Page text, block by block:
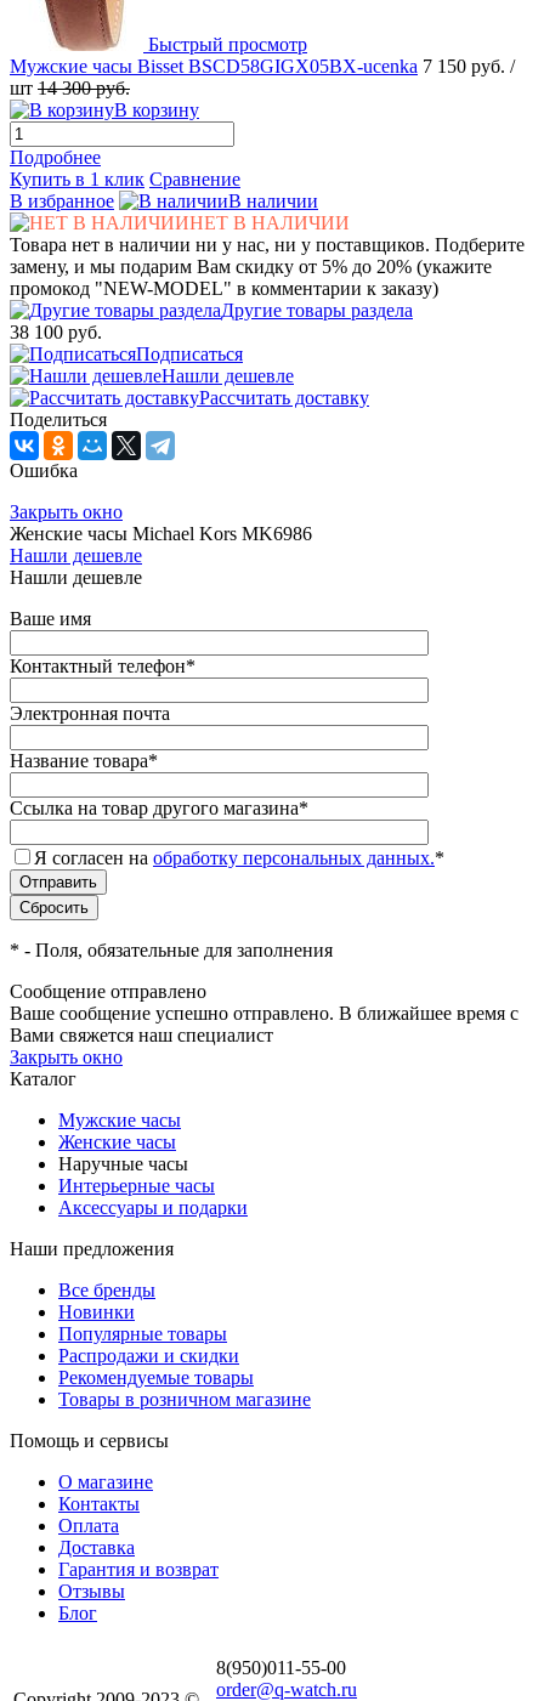
Быстрый просмотр
Мужские часы Bisset BSCD58GIGX05BX-ucenka 7 150 руб. /
шт 14 300 руб.
В корзину
Подробнее
Купить в 1 клик Сравнение
В избранное
В наличии
НЕТ В НАЛИЧИИ
Товара нет в наличии ни у нас, ни у поставщиков. Подберите
замену, и мы подарим Вам скидку от 5% до 20% (укажите
промокод "NEW-MODEL" в комментарии к заказу)
Другие товары раздела
38 100 руб.
Подписаться
Нашли дешевле
Рассчитать доставку
Поделиться
Ошибка
Закрыть окно
Женские часы Michael Kors MK6986
Нашли дешевле
Нашли дешевле
Ваше имя
Контактный телефон*
Электронная почта
Название товара*
Ссылка на товар другого магазина*
Я согласен на обработку персональных данных.*
* - Поля, обязательные для заполнения
Сообщение отправлено
Ваше сообщение успешно отправлено. В ближайшее время с
Вами свяжется наш специалист
Закрыть окно
Каталог
Мужские часы
Женские часы
Наручные часы
Интерьерные часы
Аксессуары и подарки
Наши предложения
Все бренды
Новинки
Популярные товары
Распродажи и скидки
Рекомендуемые товары
Товары в розничном магазине
Помощь и сервисы
О магазине
Контакты
Оплата
Доставка
Гарантия и возврат
Отзывы
Блог
8(950)011-55-00
order@q-watch.ru